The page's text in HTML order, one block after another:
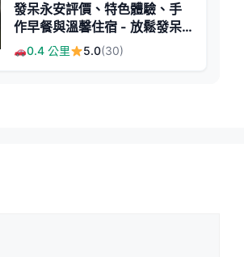
發呆永安評價、特色體驗、手
作早餐與溫馨住宿 - 放鬆發呆
好去處
0.4 公里 5.0(30)